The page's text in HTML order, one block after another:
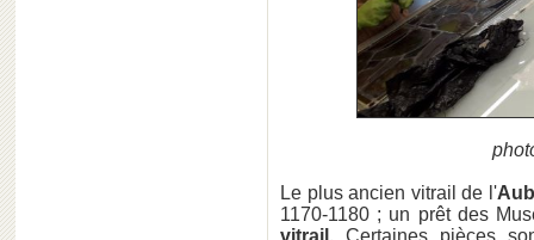
Le plus ancien vitrail de l'
1170-1180 ; un prêt des
vitrail . Certaines pièces